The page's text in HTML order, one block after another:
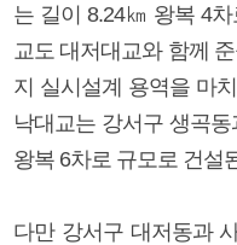
는 길이 8.24㎞ 왕복 4
교도 대저대교와 함께
지 실시설계 용역을 마
낙대교는 강서구 생곡
왕복 6차로 규모로 건설
다만 강서구 대저동과